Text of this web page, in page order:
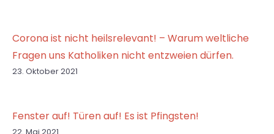
Corona ist nicht heilsrelevant! – Warum weltliche
Fragen uns Katholiken nicht entzweien dürfen.
23. Oktober 2021
Fenster auf! Türen auf! Es ist Pfingsten!